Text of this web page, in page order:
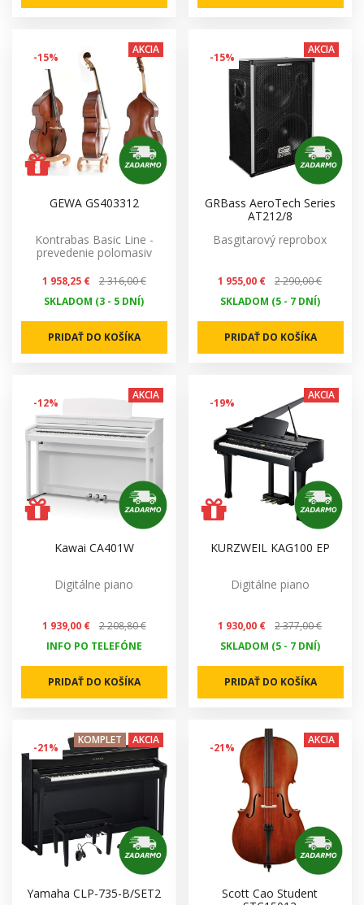
-15%
AKCIA
GEWA GS403312
Kontrabas Basic Line -
prevedenie polomasiv
1 958,25 €
2 316,00 €
SKLADOM (3 - 5 DNÍ)
PRIDAŤ DO KOŠÍKA
-15%
AKCIA
GRBass AeroTech Series
AT212/8
Basgitarový reprobox
1 955,00 €
2 290,00 €
SKLADOM (5 - 7 DNÍ)
PRIDAŤ DO KOŠÍKA
-12%
AKCIA
Kawai CA401W
Digitálne piano
1 939,00 €
2 208,80 €
INFO PO TELEFÓNE
PRIDAŤ DO KOŠÍKA
-19%
AKCIA
KURZWEIL KAG100 EP
Digitálne piano
1 930,00 €
2 377,00 €
SKLADOM (5 - 7 DNÍ)
PRIDAŤ DO KOŠÍKA
-21%
KOMPLET AKCIA
Yamaha CLP-735-B/SET2
-21%
AKCIA
Scott Cao Student